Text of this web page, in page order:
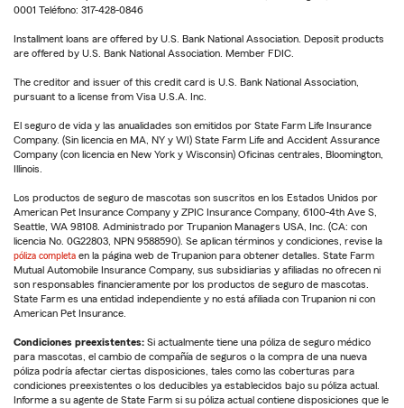
0001 Teléfono: 317-428-0846
Installment loans are offered by U.S. Bank National Association. Deposit products
are offered by U.S. Bank National Association. Member FDIC.
The creditor and issuer of this credit card is U.S. Bank National Association,
pursuant to a license from Visa U.S.A. Inc.
El seguro de vida y las anualidades son emitidos por State Farm Life Insurance
Company. (Sin licencia en MA, NY y WI) State Farm Life and Accident Assurance
Company (con licencia en New York y Wisconsin) Oficinas centrales, Bloomington,
Illinois.
Los productos de seguro de mascotas son suscritos en los Estados Unidos por
American Pet Insurance Company y ZPIC Insurance Company, 6100-4th Ave S,
Seattle, WA 98108. Administrado por Trupanion Managers USA, Inc. (CA: con
licencia No. 0G22803, NPN 9588590). Se aplican términos y condiciones, revise la
póliza completa en la página web de Trupanion para obtener detalles. State Farm
Mutual Automobile Insurance Company, sus subsidiarias y afiliadas no ofrecen ni
son responsables financieramente por los productos de seguro de mascotas.
State Farm es una entidad independiente y no está afiliada con Trupanion ni con
American Pet Insurance.
Condiciones preexistentes: Si actualmente tiene una póliza de seguro médico
para mascotas, el cambio de compañía de seguros o la compra de una nueva
póliza podría afectar ciertas disposiciones, tales como las coberturas para
condiciones preexistentes o los deducibles ya establecidos bajo su póliza actual.
Informe a su agente de State Farm si su póliza actual contiene disposiciones que le